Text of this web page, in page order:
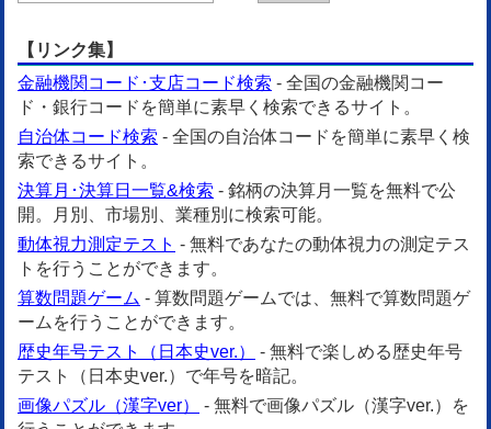
【リンク集】
金融機関コード･支店コード検索 - 全国の金融機関コー
ド・銀行コードを簡単に素早く検索できるサイト。
自治体コード検索 - 全国の自治体コードを簡単に素早く検
索できるサイト。
決算月･決算日一覧&検索 - 銘柄の決算月一覧を無料で公
開。月別、市場別、業種別に検索可能。
動体視力測定テスト - 無料であなたの動体視力の測定テス
トを行うことができます。
算数問題ゲーム - 算数問題ゲームでは、無料で算数問題ゲ
ームを行うことができます。
歴史年号テスト（日本史ver.）
- 無料で楽しめる歴史年号
テスト（日本史ver.）で年号を暗記。
画像パズル（漢字ver）
- 無料で画像パズル（漢字ver.）を